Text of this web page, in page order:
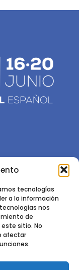
tecnologías
a la información
nos
de
sitio. No
afectar
laSociedad
CSIC
Madrid